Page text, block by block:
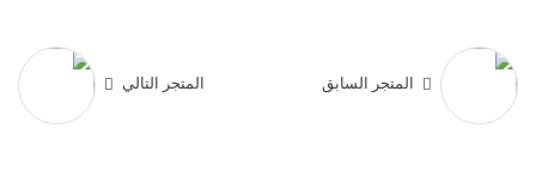
المتجر السابق المتجر التالي